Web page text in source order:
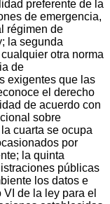
preferente de la
de emergencia,
régimen de
la segunda
otra norma
de
exigentes que las
el derecho
de acuerdo con
sobre
cuarta se ocupa
por
la quinta
públicas
los datos e
de la ley para el